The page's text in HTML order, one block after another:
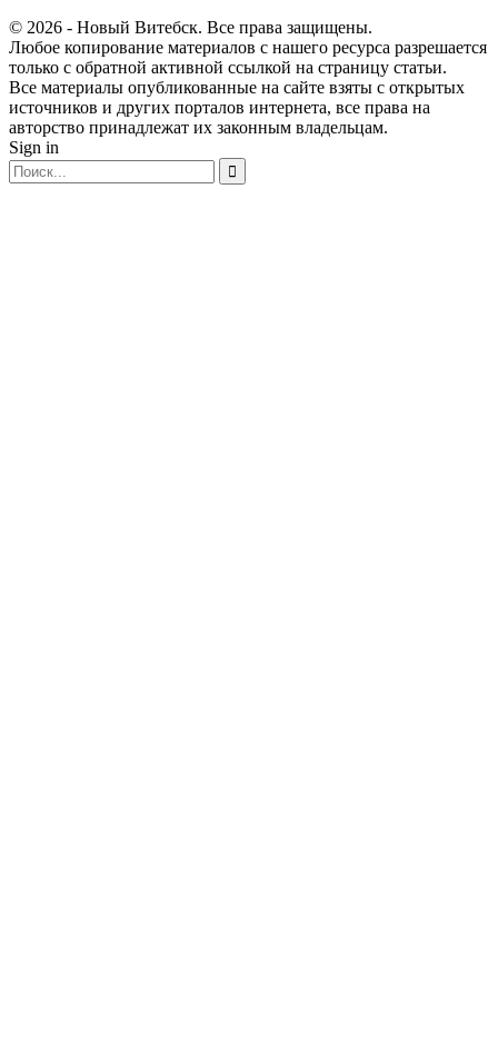
© 2026 - Новый Витебск. Все права защищены.
Любое копирование материалов с нашего ресурса разрешается
только с обратной активной ссылкой на страницу статьи.
Все материалы опубликованные на сайте взяты с открытых
источников и других порталов интернета, все права на
авторство принадлежат их законным владельцам.
Sign in